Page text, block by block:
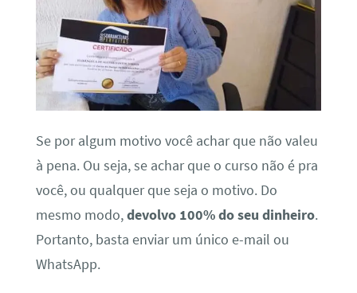
Se por algum motivo você achar que não valeu
à pena. Ou seja, se achar que o curso não é pra
você, ou qualquer que seja o motivo. Do
mesmo modo,devolvo 100% do seu dinheiro.
Portanto, basta enviar um único e-mail ou
WhatsApp.